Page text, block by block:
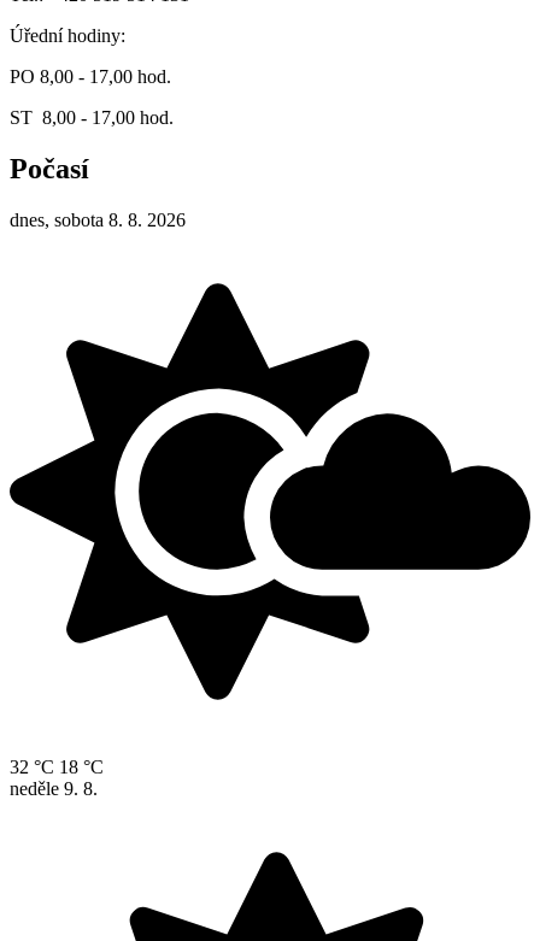
Úřední hodiny:
PO 8,00 - 17,00 hod.
ST 8,00 - 17,00 hod.
Počasí
dnes, sobota 8. 8. 2026
32 °C 18 °C
neděle 9. 8.